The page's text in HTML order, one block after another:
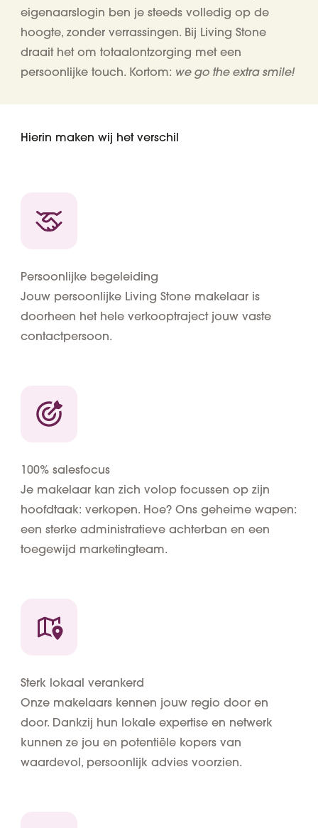
eigenaarslogin ben je steeds volledig op de
hoogte, zonder verrassingen. Bij Living Stone
draait het om totaalontzorging met een
persoonlijke touch. Kortom: we go the extra smile!
Hierin maken wij het verschil
Persoonlijke begeleiding
Jouw persoonlijke Living Stone makelaar is
doorheen het hele verkooptraject jouw vaste
contactpersoon.
100% salesfocus
Je makelaar kan zich volop focussen op zijn
hoofdtaak: verkopen. Hoe? Ons geheime wapen:
een sterke administratieve achterban en een
toegewijd marketingteam.
Sterk lokaal verankerd
Onze makelaars kennen jouw regio door en
door. Dankzij hun lokale expertise en netwerk
kunnen ze jou en potentiële kopers van
waardevol, persoonlijk advies voorzien.